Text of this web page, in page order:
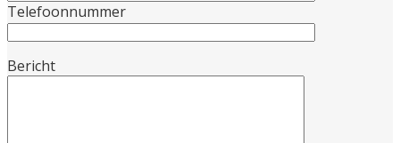
Telefoonnummer
Bericht